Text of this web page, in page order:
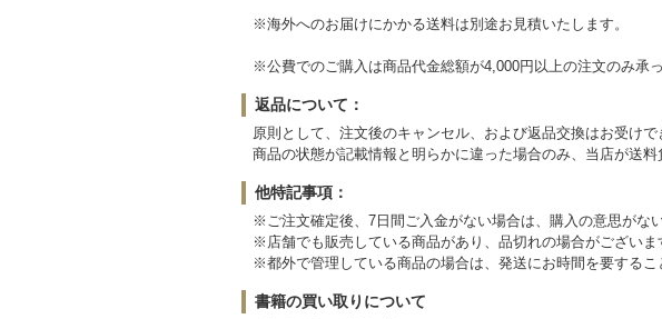
※海外へのお届けにかかる送料は別途お見積いたします。
※公費でのご購入は商品代金総額が4,000円以上の注文のみ承っ
返品について：
原則として、注文後のキャンセル、および返品交換はお受けで
商品の状態が記載情報と明らかに違った場合のみ、当店が送
他特記事項：
※ご注文確定後、7日間ご入金がない場合は、購入の意思がな
※店舗でも販売している商品があり、品切れの場合がございま
※都外で管理している商品の場合は、発送にお時間を要するこ
書籍の買い取りについて